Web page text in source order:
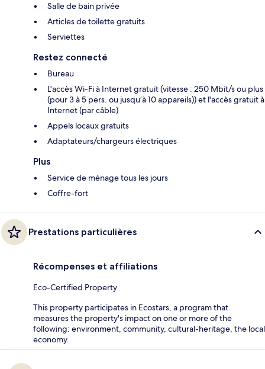
Salle de bain privée
Articles de toilette gratuits
Serviettes
Restez connecté
Bureau
L'accès Wi-Fi à Internet gratuit (vitesse : 250 Mbit/s ou plus
(pour 3 à 5 pers. ou jusqu’à 10 appareils)) et l'accès gratuit à
Internet (par câble)
Appels locaux gratuits
Adaptateurs/chargeurs électriques
Plus
Service de ménage tous les jours
Coffre-fort
Prestations particulières
Récompenses et affiliations
Eco-Certified Property
This property participates in Ecostars, a program that
measures the property's impact on one or more of the
following: environment, community, cultural-heritage, the local
economy.